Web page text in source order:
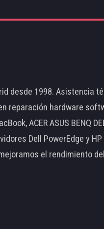
desde 1998. Asistencia
hardware
ACER ASUS BENQ
Dell PowerEdge y
el rendimiento